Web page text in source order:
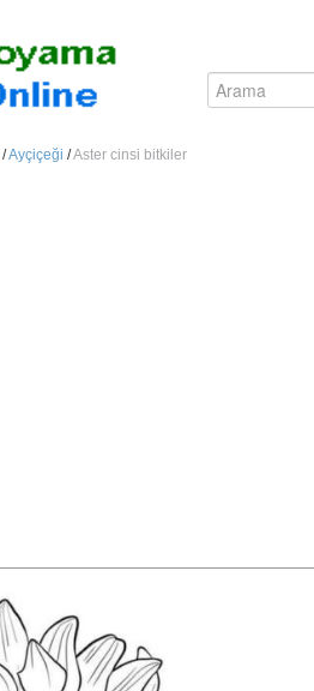
/Ayçiçeği /Aster cinsi bitkiler